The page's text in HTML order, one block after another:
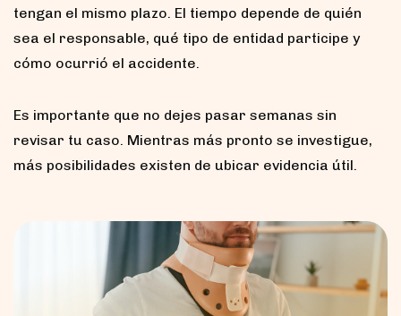
tengan el mismo plazo. El tiempo depende de quién
sea el responsable, qué tipo de entidad participe y
cómo ocurrió el accidente.
Es importante que no dejes pasar semanas sin
revisar tu caso. Mientras más pronto se investigue,
más posibilidades existen de ubicar evidencia útil.